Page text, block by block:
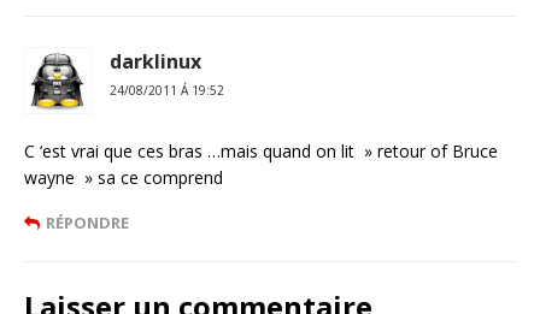
darklinux
24/08/2011 Á 19:52
C ‘est vrai que ces bras …mais quand on lit » retour of Bruce
wayne » sa ce comprend
RÉPONDRE
Laisser un commentaire